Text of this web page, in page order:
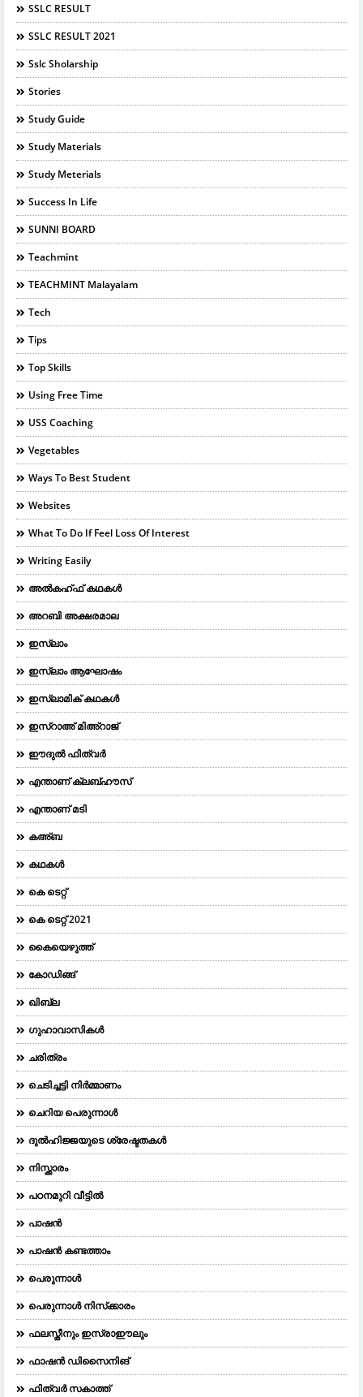
SSLC RESULT
SSLC RESULT 2021
Sslc Sholarship
Stories
Study Guide
Study Materials
Study Meterials
Success In Life
SUNNI BOARD
Teachmint
TEACHMINT Malayalam
Tech
Tips
Top Skills
Using Free Time
USS Coaching
Vegetables
Ways To Best Student
Websites
What To Do If Feel Loss Of Interest
Writing Easily
അൽകഹ്ഫ് കഥകൾ
അറബി അക്ഷരമാല
ഇസ്ലാം
ഇസ്ലാം ആഘോഷം
ഇസ്ലാമിക് കഥകൾ
ഇസ്റാഅ് മിഅ്റാജ്
ഈദുല്‍ ഫിത്വര്‍
എന്താണ് ക്ലബ്ഹൗസ്
എന്താണ് മടി
കഅ്ബ
കഥകൾ
കെ ടെറ്റ്
കെ ടെറ്റ് 2021
കൈയെഴുത്ത്
കോഡിങ്ങ്
ഖിബ്‌ല
ഗുഹാവാസികൾ
ചരിത്രം
ചെടിച്ചട്ടി നിർമ്മാണം
ചെറിയ പെരുന്നാള്‍
ദുല്‍ഹിജ്ജയുടെ ശ്രേഷ്ടതകള്‍
നിസ്ക്കാരം
പഠനമുറി വീട്ടിൽ
പാഷൻ
പാഷൻ കണ്ടത്താം
പെരുന്നാള്‍
പെരുന്നാള്‍ നിസ്‌ക്കാരം
ഫലസ്തീനും ഇസ്രാഈലും
ഫാഷന്‍ ഡിസൈനിങ്‌
ഫിത്വർ സകാത്ത്